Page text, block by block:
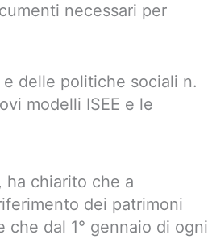
necessari per
delle politiche sociali n.
modelli ISEE e le
ha chiarito che a
dei patrimoni
che dal 1° gennaio di ogni